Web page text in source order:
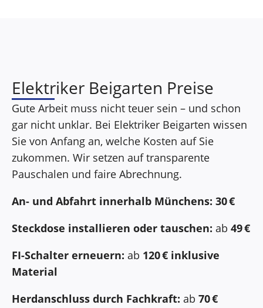
Elektriker Beigarten Preise
Gute Arbeit muss nicht teuer sein – und schon
gar nicht unklar. Bei Elektriker Beigarten wissen
Sie von Anfang an, welche Kosten auf Sie
zukommen. Wir setzen auf transparente
Pauschalen und faire Abrechnung.
An- und Abfahrt innerhalb Münchens: 30 €
Steckdose installieren oder tauschen: ab 49 €
FI-Schalter erneuern: ab 120 € inklusive
Material
Herdanschluss durch Fachkraft: ab 70 €